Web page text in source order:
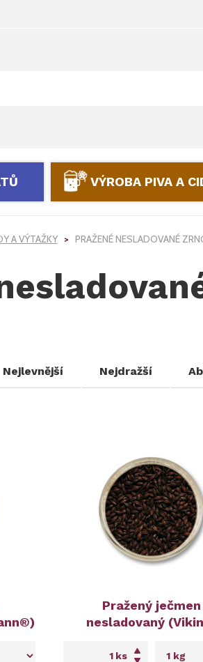
VÝROBA PIVA A
A VÝTAŽKY PRAŽENÉ NESLADOVANÉ
Nejlevnější Nejdražší
Pražený ječmen
nesladovaný
ks